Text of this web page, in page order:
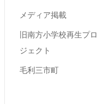
メディア掲載
旧南方小学校再生プロ
ジェクト
毛利三市町